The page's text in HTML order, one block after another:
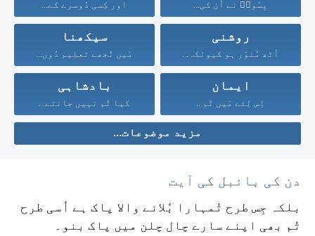
یِسُوعؔ نے اُن کی... اور کِسی دُوسرے کے...
روشنی
اُٹھ مُنوّر ہو کیونکہ...
سیکھنا
مَیں تُجھے تعلِیم دُوں...
ایمان
اِس لِئے مَیں تُم...
بادشاہی
کیا تُم نہیں جانتے...
مزید موضوعات...
دن کی بائبل کی آیت
بلکہ جِس طرح تُمہارا بُلانے والا پاک ہے اُسی طرح
تُم بھی اپنے سارے چال چلن میں پاک بنو۔